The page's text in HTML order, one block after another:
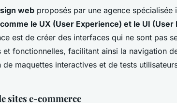
web proposés par une agence spécialisée
le UX (User Experience) et le UI
est de créer des interfaces qui ne sont pas
et fonctionnelles, facilitant ainsi la navigation
maquettes interactives et de tests
sites e-commerce